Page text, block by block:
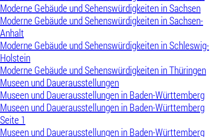
Moderne Gebäude und Sehenswürdigkeiten in Sachsen
Moderne Gebäude und Sehenswürdigkeiten in Sachsen-
Anhalt
Moderne Gebäude und Sehenswürdigkeiten in Schleswig-
Holstein
Moderne Gebäude und Sehenswürdigkeiten in Thüringen
Museen und Dauerausstellungen
Museen und Dauerausstellungen in Baden-Württemberg
Museen und Dauerausstellungen in Baden-Württemberg
Seite 1
Museen und Dauerausstellungen in Baden-Württemberg